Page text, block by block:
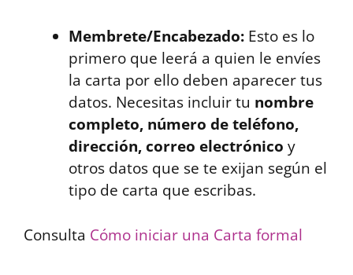
Membrete/Encabezado: Esto es lo
primero que leerá a quien le envíes
la carta por ello deben aparecer tus
datos. Necesitas incluir tu nombre
completo, número de teléfono,
dirección, correo electrónico y
otros datos que se te exijan según el
tipo de carta que escribas.
Consulta Cómo iniciar una Carta formal